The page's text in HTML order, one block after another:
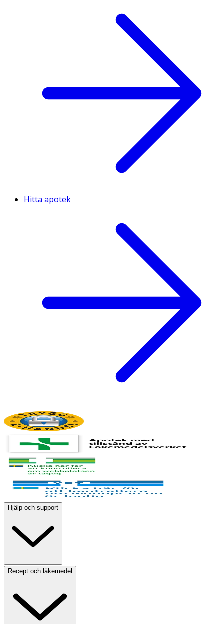
Hitta apotek
Hjälp och support
Recept och läkemedel